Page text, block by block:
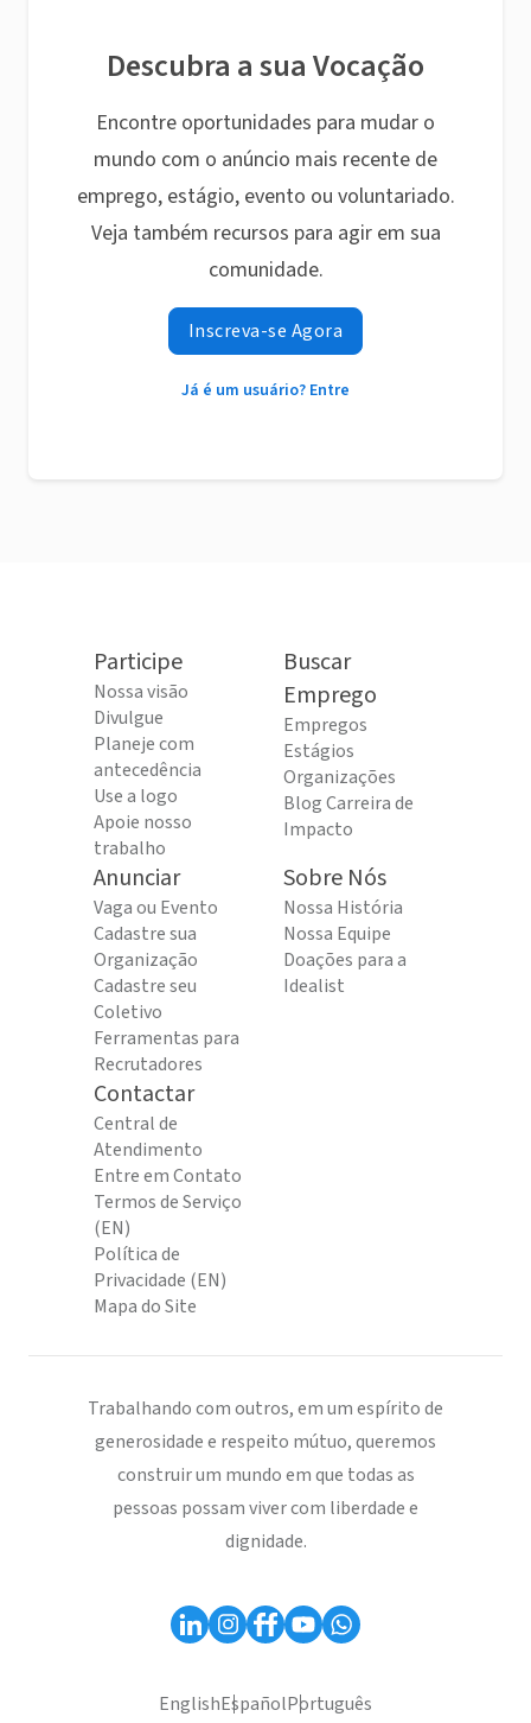
Descubra a sua Vocação
Encontre oportunidades para mudar o
mundo com o anúncio mais recente de
emprego, estágio, evento ou voluntariado.
Veja também recursos para agir em sua
comunidade.
Inscreva-se Agora
Já é um usuário? Entre
Participe
Nossa visão
Divulgue
Planeje com
antecedência
Use a logo
Apoie nosso
trabalho
Buscar
Emprego
Empregos
Estágios
Organizações
Blog Carreira de
Impacto
Anunciar
Vaga ou Evento
Cadastre sua
Organização
Cadastre seu
Coletivo
Ferramentas para
Recrutadores
Sobre Nós
Nossa História
Nossa Equipe
Doações para a
Idealist
Contactar
Central de
Atendimento
Entre em Contato
Termos de Serviço
(EN)
Política de
Privacidade (EN)
Mapa do Site
Trabalhando com outros, em um espírito de
generosidade e respeito mútuo, queremos
construir um mundo em que todas as
pessoas possam viver com liberdade e
dignidade.
EnglishEspañolPortuguês